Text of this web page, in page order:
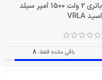
باتری 2 ولت 1500 آمپر سیلد
اسید VRLA
باقی مانده فقط: 8